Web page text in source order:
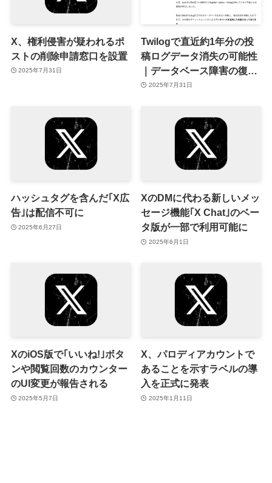
X、権利侵害が疑われるポ
ストの削除申請窓口を設置
2025年7月31日
Twilogで直近約1年分の投
稿ログデータ消失の可能性
｜データベース障害の復旧
ミス
2025年7月31日
ハッシュタグを含んだ｢X広
告｣は配信不可に
2025年6月27日
XのDMに代わる新しいメッ
セージ機能｢X Chat｣のベー
タ版が一部で利用可能に
2025年6月1日
XのiOS版で｢いいね!｣ボタ
ンや閲覧回数のカウンター
のUI変更が報告される
2025年5月7日
X、パロディアカウントで
あることを示すラベルの導
入を正式に発表
2025年1月11日